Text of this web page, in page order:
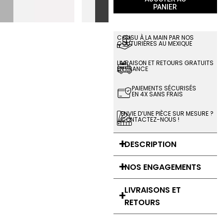
PANIER
COUSU À LA MAIN PAR NOS
COUTURIÈRES AU MEXIQUE
LIVRAISON ET RETOURS GRATUITS
EN FRANCE
PAIEMENTS SÉCURISÉS
EN 4X SANS FRAIS
ENVIE D’UNE PIÈCE SUR MESURE ?
CONTACTEZ-NOUS !
DESCRIPTION
NOS ENGAGEMENTS
LIVRAISONS ET
RETOURS